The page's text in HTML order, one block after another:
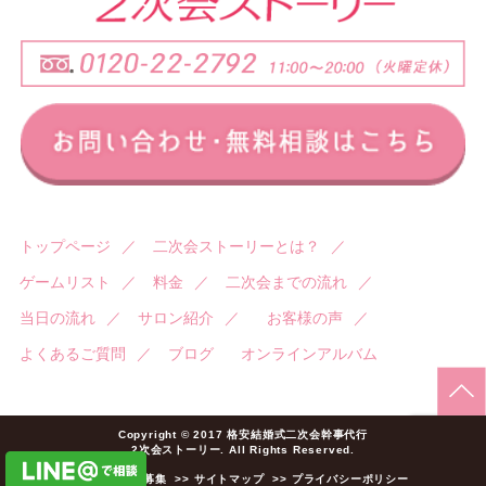
トップページ ／ 二次会ストーリーとは？ ／
ゲームリスト ／ 料金 ／ 二次会までの流れ ／
当日の流れ ／ サロン紹介 ／ お客様の声 ／
よくあるご質問 ／ ブログ オンラインアルバム
Copyright © 2017 格安結婚式二次会幹事代行
2次会ストーリー. All Rights Reserved.
>> 加盟店様募集 >> サイトマップ >> プライバシーポリシー